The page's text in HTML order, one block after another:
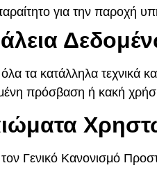
για την παροχή
τα κατάλληλα τεχνικά
πρόσβαση ή κακή
Γενικό Κανονισμό